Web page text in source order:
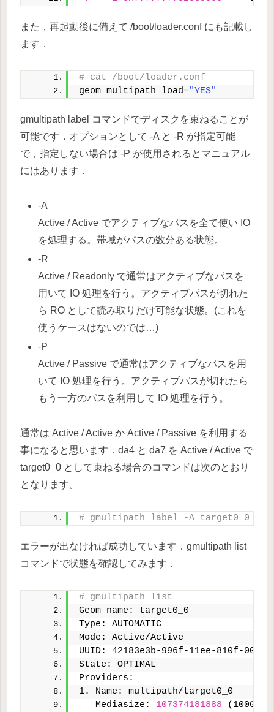
また，再起動後に備えて /boot/loader.conf にも記載し
ます．
# cat /boot/loader.conf
geom_multipath_load="YES"
gmultipath label コマンドでディスクを束ねることが
可能です．オプションとして -A と -R が指定可能
で，指定しない場合は -P が使用されるとマニュアル
にはあります．
-A
Active / Active でアクティブなパスを全て使い IO
を処理する。帯域がパスの数分ある状態。
-R
Active / Readonly で通常はアクティブなパスを
用いて IO 処理を行う。アクティブパスが切れた
ら RO として読み取りだけ可能な状態。(これを
使うケースはないのでは…)
-P
Active / Passive で通常はアクティブなパスを用
いて IO 処理を行う。アクティブパスが切れたら
もう一方のパスを利用して IO 処理を行う。
通常は Active / Active か Active / Passive を利用する
事になると思います．da4 と da7 を Active / Active で
target0_0 として束ねる場合のコマンドは次のとおり
となります。
# gmultipath label -A target0_0 da4
エラーが出なければ成功しています．gmultipath list
コマンドで状態を確認してみます．
# gmultipath list
Geom name: target0_0
Type: AUTOMATIC
Mode: Active/Active
UUID: 42183e3b-996f-11ee-810f-
State: OPTIMAL
Providers:
1. Name: multipath/target0_0
   Mediasize:
107374181888 (100G)